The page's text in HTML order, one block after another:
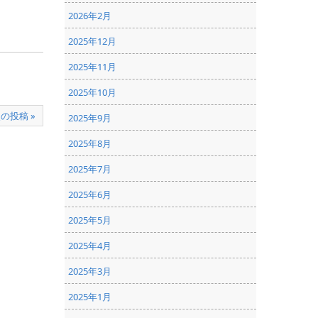
投稿 »
2026年2月
2025年12月
2025年11月
2025年10月
2025年9月
2025年8月
2025年7月
2025年6月
2025年5月
2025年4月
2025年3月
2025年1月